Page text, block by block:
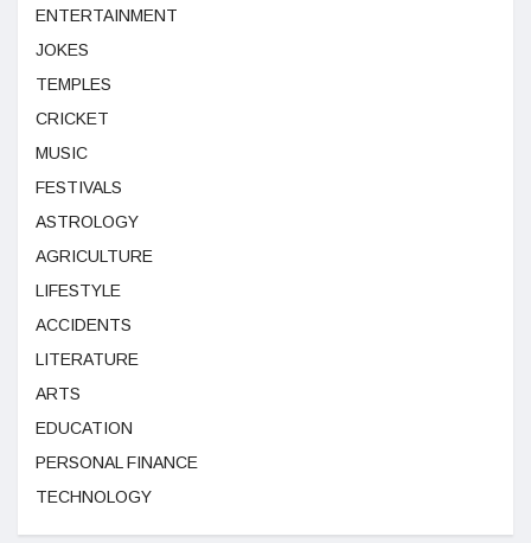
ENTERTAINMENT
JOKES
TEMPLES
CRICKET
MUSIC
FESTIVALS
ASTROLOGY
AGRICULTURE
LIFESTYLE
ACCIDENTS
LITERATURE
ARTS
EDUCATION
PERSONAL FINANCE
TECHNOLOGY